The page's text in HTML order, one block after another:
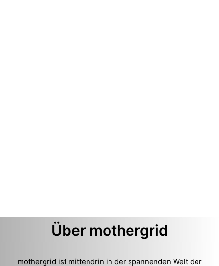
Über mothergrid
mothergrid ist mittendrin in der spannenden Welt der